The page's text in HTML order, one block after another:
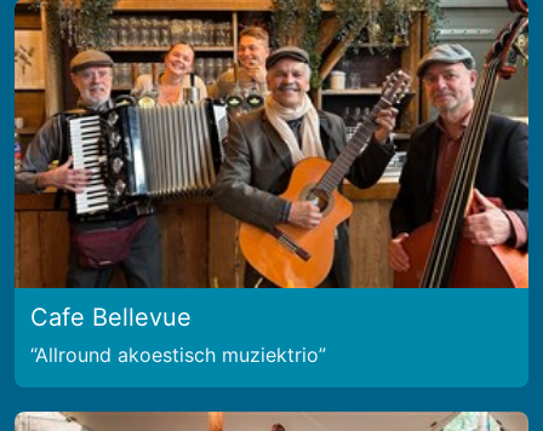
Cafe Bellevue
Allround akoestisch muziektrio